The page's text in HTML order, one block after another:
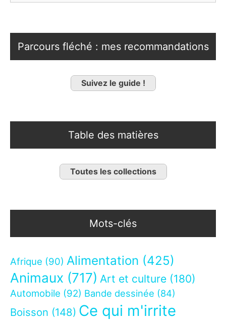
Parcours fléché : mes recommandations
Suivez le guide !
Table des matières
Toutes les collections
Mots-clés
Afrique (90) Alimentation (425)
Animaux (717) Art et culture (180)
Automobile (92) Bande dessinée (84)
Boisson (148) Ce qui m'irrite